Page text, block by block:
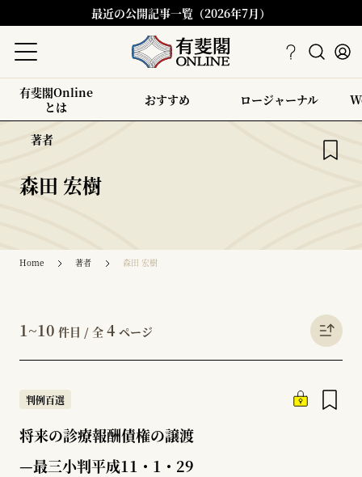
最近の公開記事一覧（2026年7月）
有斐閣Online
とは
おすすめ ロージャーナル
著者
森田 宏樹
Home 著者 森田 宏樹
1~10 件目 / 全 4 ページ
判例百選
将来の診療報酬債権の譲渡
—最三小判平成11・1・29